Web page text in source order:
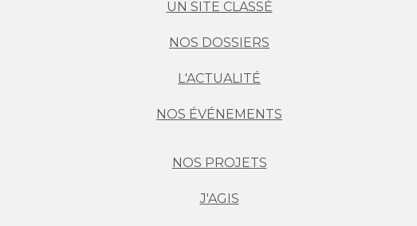
UN SITE CLASSÉ
NOS DOSSIERS
L'ACTUALITÉ
NOS ÉVÉNEMENTS
NOS PROJETS
J'AGIS